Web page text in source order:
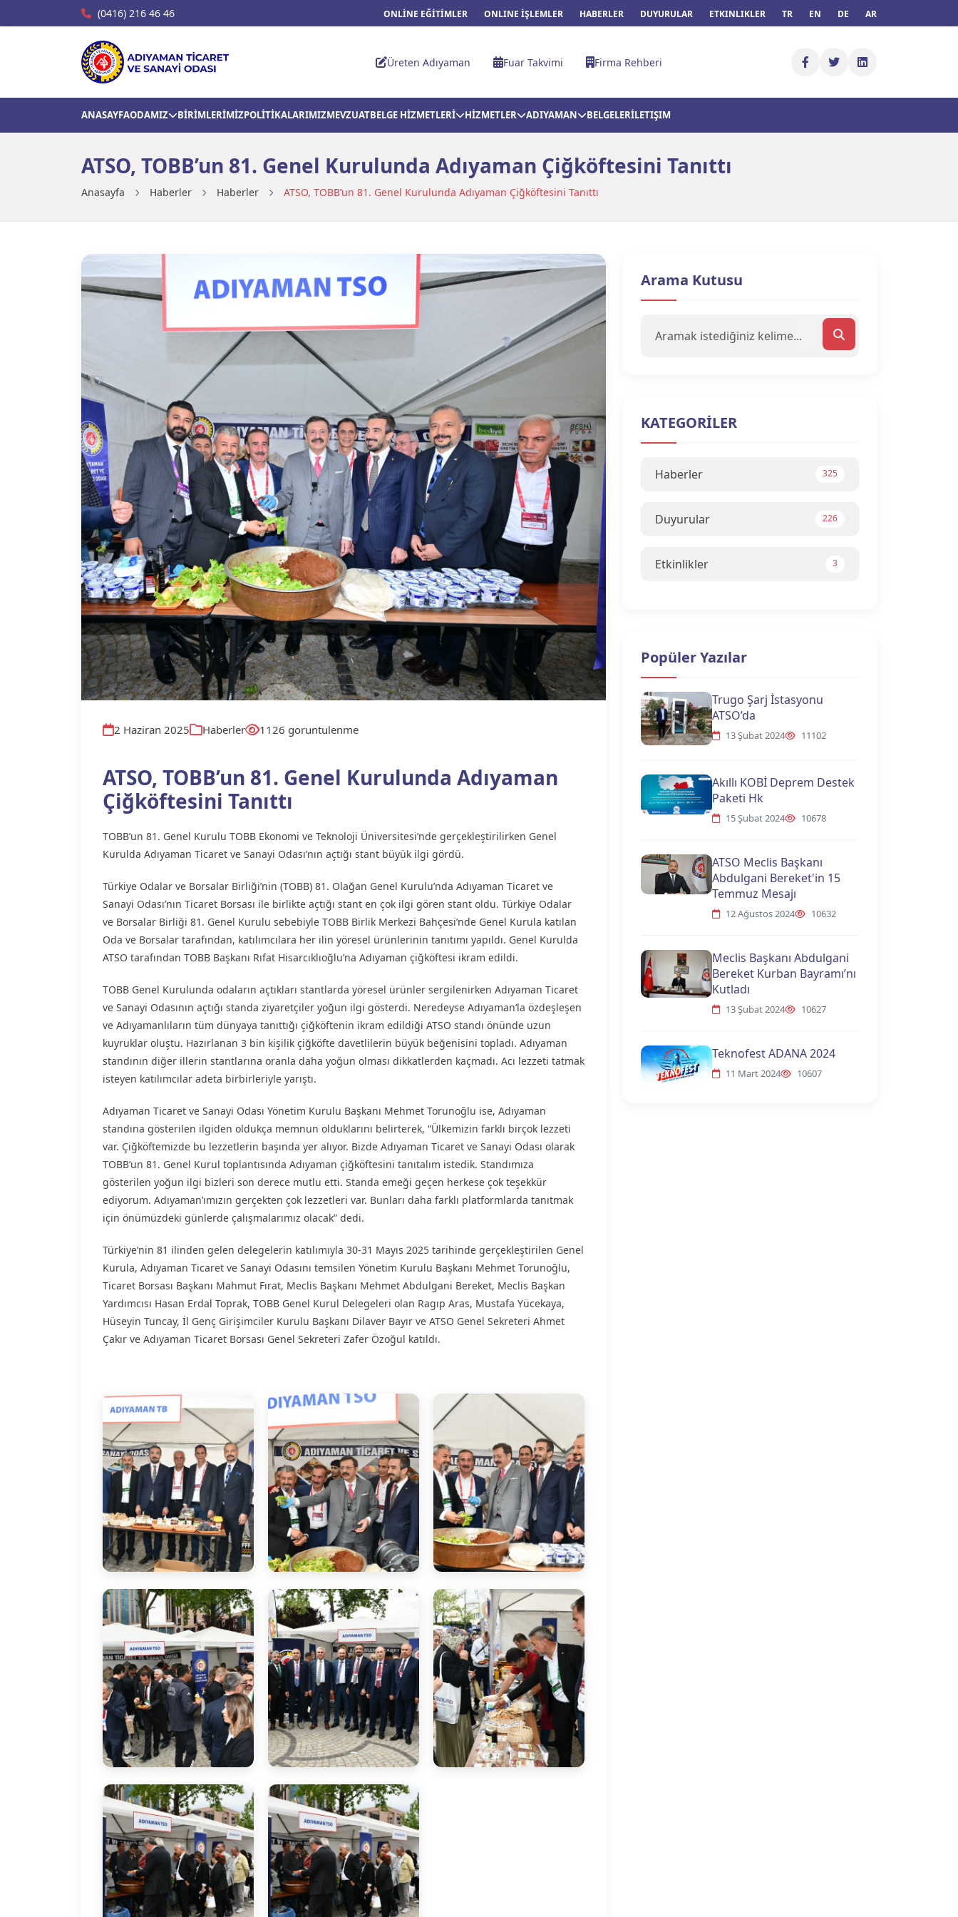
(0416) 216 46 46 ONLİNE EĞİTİMLER ONLINE İŞLEMLER HABERLER DUYURULAR ETKINLIKLER TR EN DE AR
Üreten Adıyaman Fuar Takvimi Firma Rehberi
ANASAYFAODAMIZ BİRİMLERİMİZPOLİTİKALARIMIZMEVZUATBELGE HİZMETLERİ HİZMETLER ADIYAMAN BELGELERİLETIŞIM
ATSO, TOBB’un 81. Genel Kurulunda Adıyaman Çiğköftesini Tanıttı
Anasayfa Haberler Haberler ATSO, TOBB’un 81. Genel Kurulunda Adıyaman Çiğköftesini Tanıttı
2 Haziran 2025 Haberler 1126 goruntulenme
ATSO, TOBB’un 81. Genel Kurulunda Adıyaman
Çiğköftesini Tanıttı
TOBB’un 81. Genel Kurulu TOBB Ekonomi ve Teknoloji Üniversitesi’nde gerçekleştirilirken Genel
Kurulda Adıyaman Ticaret ve Sanayi Odası’nın açtığı stant büyük ilgi gördü.
Türkiye Odalar ve Borsalar Birliği’nin (TOBB) 81. Olağan Genel Kurulu’nda Adıyaman Ticaret ve
Sanayi Odası’nın Ticaret Borsası ile birlikte açtığı stant en çok ilgi gören stant oldu. Türkiye Odalar
ve Borsalar Birliği 81. Genel Kurulu sebebiyle TOBB Birlik Merkezi Bahçesi’nde Genel Kurula katılan
Oda ve Borsalar tarafından, katılımcılara her ilin yöresel ürünlerinin tanıtımı yapıldı. Genel Kurulda
ATSO tarafından TOBB Başkanı Rıfat Hisarcıklıoğlu’na Adıyaman çiğköftesi ikram edildi.
TOBB Genel Kurulunda odaların açtıkları stantlarda yöresel ürünler sergilenirken Adıyaman Ticaret
ve Sanayi Odasının açtığı standa ziyaretçiler yoğun ilgi gösterdi. Neredeyse Adıyaman’la özdeşleşen
ve Adıyamanlıların tüm dünyaya tanıttığı çiğköftenin ikram edildiği ATSO standı önünde uzun
kuyruklar oluştu. Hazırlanan 3 bin kişilik çiğköfte davetlilerin büyük beğenisini topladı. Adıyaman
standının diğer illerin stantlarına oranla daha yoğun olması dikkatlerden kaçmadı. Acı lezzeti tatmak
isteyen katılımcılar adeta birbirleriyle yarıştı.
Adıyaman Ticaret ve Sanayi Odası Yönetim Kurulu Başkanı Mehmet Torunoğlu ise, Adıyaman
standına gösterilen ilgiden oldukça memnun olduklarını belirterek, “Ülkemizin farklı birçok lezzeti
var. Çiğköftemizde bu lezzetlerin başında yer alıyor. Bizde Adıyaman Ticaret ve Sanayi Odası olarak
TOBB’un 81. Genel Kurul toplantısında Adıyaman çiğköftesini tanıtalım istedik. Standımıza
gösterilen yoğun ilgi bizleri son derece mutlu etti. Standa emeği geçen herkese çok teşekkür
ediyorum. Adıyaman’ımızın gerçekten çok lezzetleri var. Bunları daha farklı platformlarda tanıtmak
için önümüzdeki günlerde çalışmalarımız olacak” dedi.
Türkiye’nin 81 ilinden gelen delegelerin katılımıyla 30-31 Mayıs 2025 tarihinde gerçekleştirilen Genel
Kurula, Adıyaman Ticaret ve Sanayi Odasını temsilen Yönetim Kurulu Başkanı Mehmet Torunoğlu,
Ticaret Borsası Başkanı Mahmut Fırat, Meclis Başkanı Mehmet Abdulgani Bereket, Meclis Başkan
Yardımcısı Hasan Erdal Toprak, TOBB Genel Kurul Delegeleri olan Ragıp Aras, Mustafa Yücekaya,
Hüseyin Tuncay, İl Genç Girişimciler Kurulu Başkanı Dilaver Bayır ve ATSO Genel Sekreteri Ahmet
Çakır ve Adıyaman Ticaret Borsası Genel Sekreteri Zafer Özoğul katıldı.
Arama Kutusu
KATEGORİLER
Haberler 325
Duyurular 226
Etkinlikler 3
Popüler Yazılar
Trugo Şarj İstasyonu
ATSO’da
13 Şubat 2024 11102
Akıllı KOBİ Deprem Destek
Paketi Hk
15 Şubat 2024 10678
ATSO Meclis Başkanı
Abdulgani Bereket'in 15
Temmuz Mesajı
12 Ağustos 2024 10632
Meclis Başkanı Abdulgani
Bereket Kurban Bayramı’nı
Kutladı
13 Şubat 2024 10627
Teknofest ADANA 2024
11 Mart 2024 10607